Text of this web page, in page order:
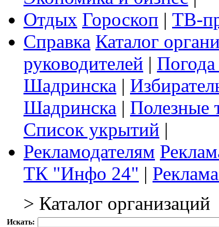
Отдых Гороскоп | ТВ-
Справка Каталог
руководителей |
Шадринска |
Шадринска | Полезные
Список укрытий |
Рекламодателям
ТК "Инфо 24" |
> Каталог организаций
Искать: